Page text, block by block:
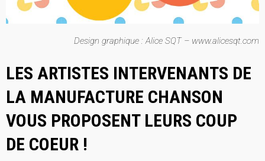
Design graphique : Alice SQT – www.alicesqt.com
LES ARTISTES INTERVENANTS DE
LA MANUFACTURE CHANSON
VOUS PROPOSENT LEURS COUP
DE COEUR !